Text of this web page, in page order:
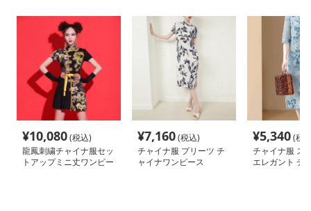
¥10,080(税込)
龍鳳刺繍チャイナ服セッ
トアップミニ丈ワンピー
¥7,160(税込)
チャイナ服 プリーツ チ
ャイナワンピース
¥5,340(税
チャイナ服 ス
エレガント チ